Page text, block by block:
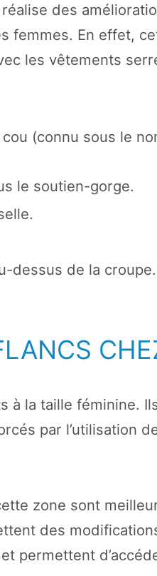
des
femmes. En effet,
les vêtements
(connu sous le
le soutien-gorge.
dessus de la croupe.
à la taille féminine.
par l’utilisation
zone sont
des
permettent